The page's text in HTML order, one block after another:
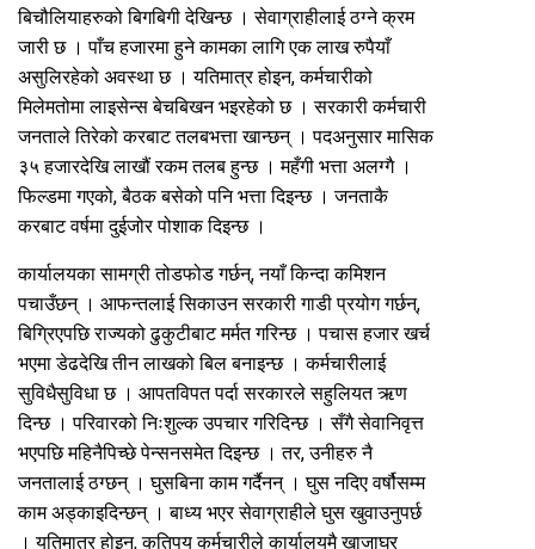
बिचौलियाहरुको बिगबिगी देखिन्छ । सेवाग्राहीलाई ठग्ने क्रम
जारी छ । पाँच हजारमा हुने कामका लागि एक लाख रुपैयाँ
असुलिरहेको अवस्था छ । यतिमात्र होइन, कर्मचारीको
मिलेमतोमा लाइसेन्स बेचबिखन भइरहेको छ । सरकारी कर्मचारी
जनताले तिरेको करबाट तलबभत्ता खान्छन् । पदअनुसार मासिक
३५ हजारदेखि लाखौं रकम तलब हुन्छ । महँगी भत्ता अलग्गै ।
फिल्डमा गएको, बैठक बसेको पनि भत्ता दिइन्छ । जनताकै
करबाट वर्षमा दुईजोर पोशाक दिइन्छ ।
कार्यालयका सामग्री तोडफोड गर्छन्, नयाँ किन्दा कमिशन
पचाउँछन् । आफन्तलाई सिकाउन सरकारी गाडी प्रयोग गर्छन्,
बिग्रिएपछि राज्यको ढुकुटीबाट मर्मत गरिन्छ । पचास हजार खर्च
भएमा डेढदेखि तीन लाखको बिल बनाइन्छ । कर्मचारीलाई
सुविधैसुविधा छ । आपतविपत पर्दा सरकारले सहुलियत ऋण
दिन्छ । परिवारको निःशुल्क उपचार गरिदिन्छ । सँगै सेवानिवृत्त
भएपछि महिनैपिच्छे पेन्सनसमेत दिइन्छ । तर, उनीहरु नै
जनतालाई ठग्छन् । घुसबिना काम गर्दैनन् । घुस नदिए वर्षौसम्म
काम अड्काइदिन्छन् । बाध्य भएर सेवाग्राहीले घुस खुवाउनुपर्छ
। यतिमात्र होइन, कतिपय कर्मचारीले कार्यालयमै खाजाघर